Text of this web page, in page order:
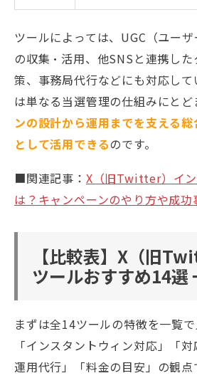
ツールによっては、UGC（ユーザ
の収集・活用、他SNSと連携し
策、事務局代行などにも対応して
は単なる当選管理の仕組みにとど
ンの設計から運用までを支える
として活用できるのです。
■関連記事： X（旧Twitter）イ
は？キャンペーンのやり方や成
【比較表】X（旧
ツールおすすめ14選
まずは全14ツールの特徴を一覧で
「インスタントウィン対応」「
運用代行」「料金の目安」の観点